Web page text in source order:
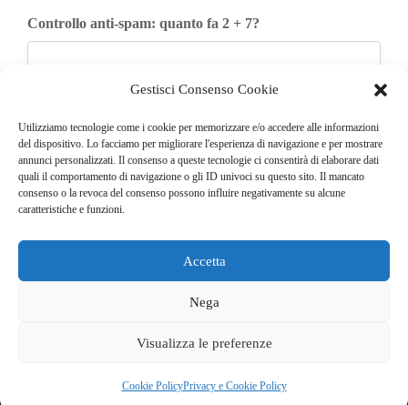
Gestisci Consenso Cookie
Utilizziamo tecnologie come i cookie per memorizzare e/o accedere alle informazioni
del dispositivo. Lo facciamo per migliorare l'esperienza di navigazione e per mostrare
annunci personalizzati. Il consenso a queste tecnologie ci consentirà di elaborare dati
quali il comportamento di navigazione o gli ID univoci su questo sito. Il mancato
consenso o la revoca del consenso possono influire negativamente su alcune
caratteristiche e funzioni.
Accetta
Nega
Visualizza le preferenze
Cookie PolicyPrivacy e Cookie Policy
Controllo anti-spam: quanto fa 2 + 7?
Iscriviti